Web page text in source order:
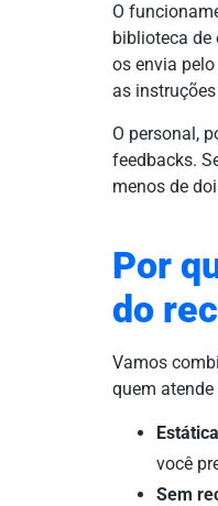
O
biblioteca
os envia
as
O personal,
feedbacks.
menos de
Por
do
Vamos
quem atende
você
Sem